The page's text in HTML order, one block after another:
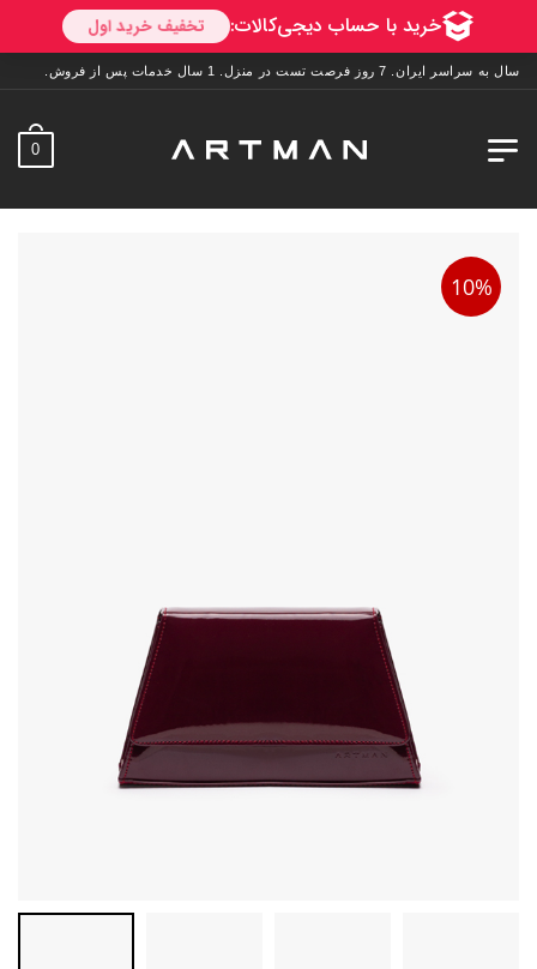
تست در منزل. 1 سال خدمات پس از فروش.
0
10%